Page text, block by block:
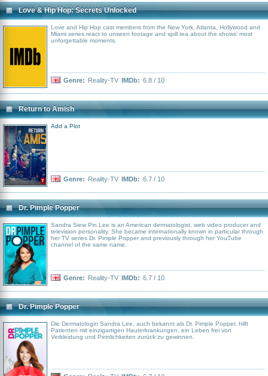
Love & Hip Hop: Secrets Unlocked
Love and Hip Hop cast members from the New York, Atlanta, Hollywood and
Miami series react to unseen footage and spill tea about the shows' most
unforgettable moments.
Genre: Reality-TV IMDb: 6.8 / 10
Return to Amish
Add a Plot
Genre: Reality-TV IMDb: 6.7 / 10
Dr. Pimple Popper
Sandra Siew Pin Lee is an American dermatologist, web video producer and
television personality. She became internationally known in particular through
her TV series Dr. Pimple Popper and previously through her YouTube
channel of the same name.
Genre: Reality-TV IMDb: 6.7 / 10
Dr. Pimple Popper
Die Dermatologin Sandra Lee, auch bekannt als Dr. Pimple Popper, hilft
Patienten mit einzigartigen Hauterkrankungen, ein Leben frei von
Verkleidung und Peinlichkeiten zurück zu gewinnen.